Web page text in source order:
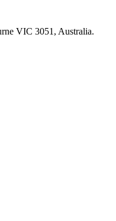
VIC 3051, Australia.